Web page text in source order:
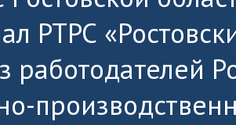
РТРС
работодателей